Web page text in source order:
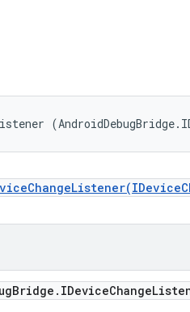
Bridge . IDeviceChange